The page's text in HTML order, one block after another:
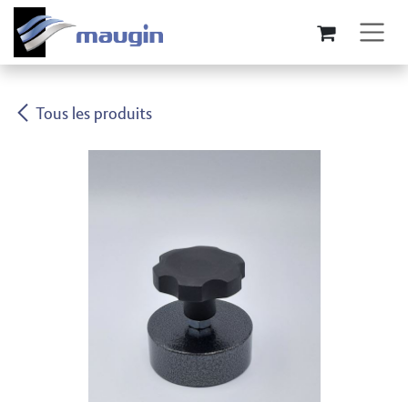
Se rendre au contenu
Tous les produits